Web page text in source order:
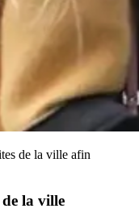
de la ville afin
la ville